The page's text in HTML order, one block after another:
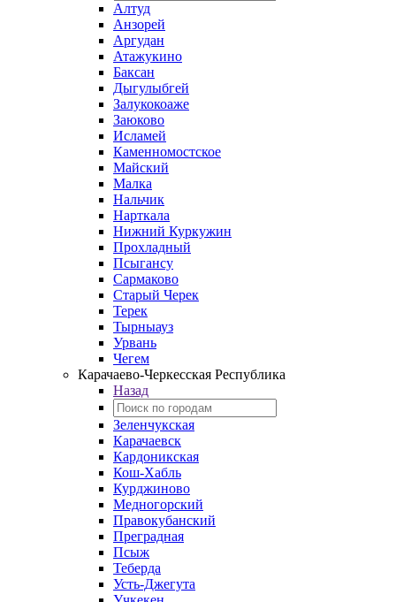
Алтуд
Анзорей
Аргудан
Атажукино
Баксан
Дыгулыбгей
Залукокоаже
Заюково
Исламей
Каменномостское
Майский
Малка
Нальчик
Нарткала
Нижний Куркужин
Прохладный
Псыгансу
Сармаково
Старый Черек
Терек
Тырныауз
Урвань
Чегем
Карачаево-Черкесская Республика
Назад
Зеленчукская
Карачаевск
Кардоникская
Кош-Хабль
Курджиново
Медногорский
Правокубанский
Преградная
Псыж
Теберда
Усть-Джегута